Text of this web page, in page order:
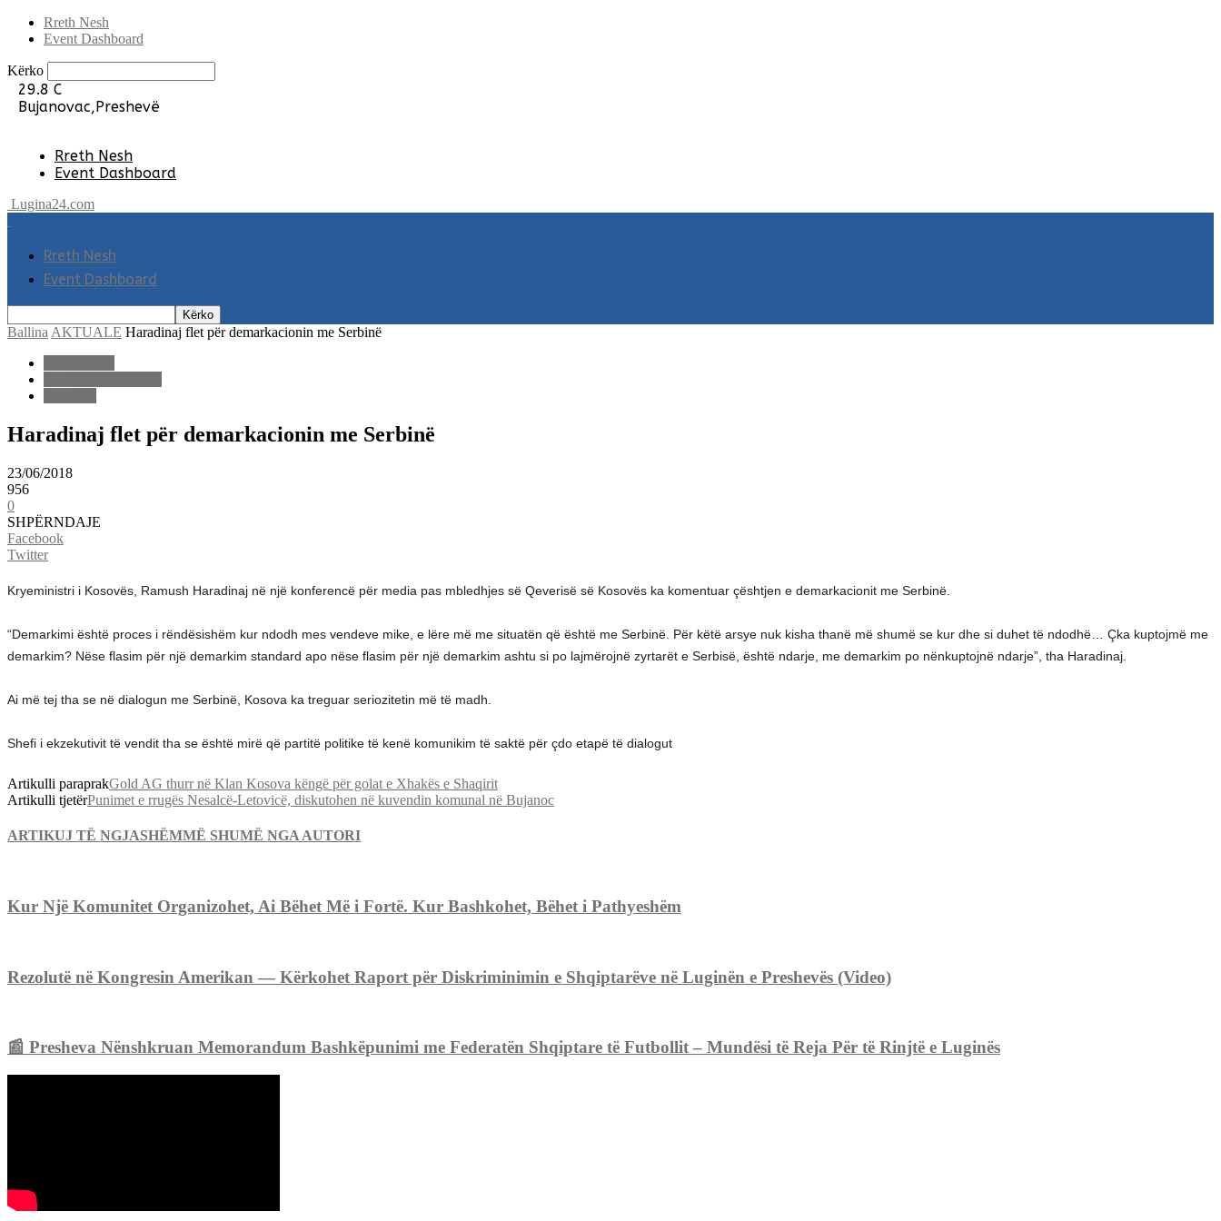
Rreth Nesh
Event Dashboard
Kërko
29.8 C
Bujanovac,Preshevë
Rreth Nesh
Event Dashboard
Lugina24.com
Rreth Nesh
Event Dashboard
Ballina AKTUALE Haradinaj flet për demarkacionin me Serbinë
Haradinaj flet për demarkacionin me Serbinë
23/06/2018
956
0
SHPËRNDAJE
Facebook
Twitter
Kryeministri i Kosovës, Ramush Haradinaj në një konferencë për media pas mbledhjes së Qeverisë së Kosovës ka komentuar çështjen e demarkacionit me Serbinë.
“Demarkimi është proces i rëndësishëm kur ndodh mes vendeve mike, e lëre më me situatën që është me Serbinë. Për këtë arsye nuk kisha thanë më shumë se kur dhe si duhet të ndodhë… Çka kuptojmë me
demarkim? Nëse flasim për një demarkim standard apo nëse flasim për një demarkim ashtu si po lajmërojnë zyrtarët e Serbisë, është ndarje, me demarkim po nënkuptojnë ndarje”, tha Haradinaj.
Ai më tej tha se në dialogun me Serbinë, Kosova ka treguar seriozitetin më të madh.
Shefi i ekzekutivit të vendit tha se është mirë që partitë politike të kenë komunikim të saktë për çdo etapë të dialogut
Artikulli paraprakGold AG thurr në Klan Kosova këngë për golat e Xhakës e Shaqirit
Artikulli tjetërPunimet e rrugës Nesalcë-Letovicë, diskutohen në kuvendin komunal në Bujanoc
ARTIKUJ TË NGJASHËMMË SHUMË NGA AUTORI
Kur Një Komunitet Organizohet, Ai Bëhet Më i Fortë. Kur Bashkohet, Bëhet i Pathyeshëm
Rezolutë në Kongresin Amerikan — Kërkohet Raport për Diskriminimin e Shqiptarëve në Luginën e Preshevës (Video)
📰 Presheva Nënshkruan Memorandum Bashkëpunimi me Federatën Shqiptare të Futbollit – Mundësi të Reja Për të Rinjtë e Luginës